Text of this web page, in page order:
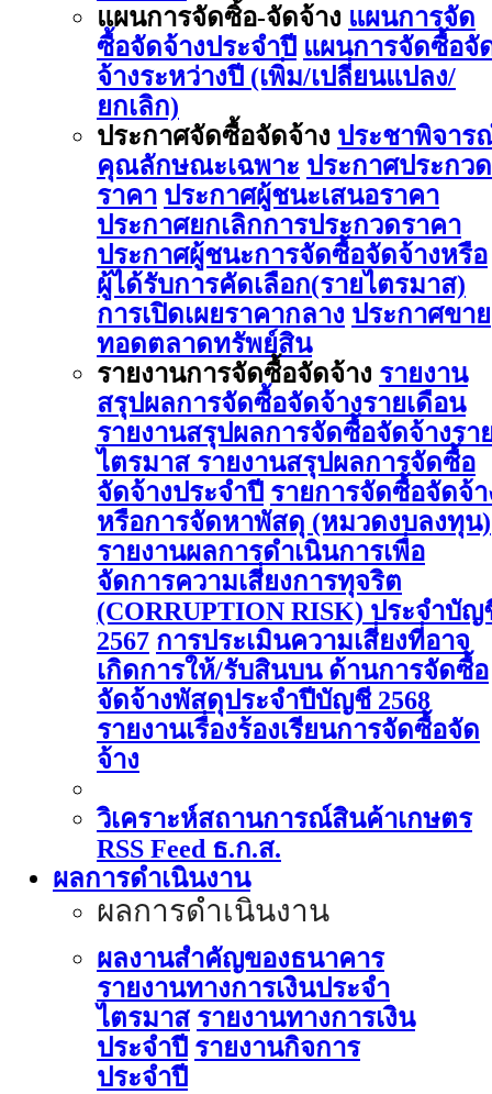
แผนการจัดซิ้อ-จัดจ้าง แผนการจัด
ซื้อจัดจ้างประจำปี แผนการจัดซื้อจั
จ้างระหว่างปี (เพิ่ม/เปลี่ยนแปลง/
ยกเลิก)
ประกาศจัดซื้อจัดจ้าง ประชาพิจาร
คุณลักษณะเฉพาะ ประกาศประกวด
ราคา ประกาศผู้ชนะเสนอราคา
ประกาศยกเลิกการประกวดราคา
ประกาศผู้ชนะการจัดซื้อจัดจ้างหรือ
ผู้ได้รับการคัดเลือก(รายไตรมาส)
การเปิดเผยราคากลาง ประกาศขาย
ทอดตลาดทรัพย์สิน
รายงานการจัดซื้อจัดจ้าง รายงาน
สรุปผลการจัดซื้อจัดจ้างรายเดือน
รายงานสรุปผลการจัดซื้อจัดจ้างรา
ไตรมาส รายงานสรุปผลการจัดซื้อ
จัดจ้างประจำปี รายการจัดซื้อจัดจ้า
หรือการจัดหาพัสดุ (หมวดงบลงทุน)
รายงานผลการดําเนินการเพื่อ
จัดการความเสี่ยงการทุจริต
(CORRUPTION RISK) ประจําบัญ
2567 การประเมินความเสี่ยงที่อาจ
เกิดการให้/รับสินบน ด้านการจัดซื้อ
จัดจ้างพัสดุประจําปีบัญชี 2568
รายงานเรื่องร้องเรียนการจัดซื้อจัด
จ้าง
วิเคราะห์สถานการณ์สินค้าเกษตร
RSS Feed ธ.ก.ส.
ผลการดำเนินงาน
ผลการดำเนินงาน
ผลงานสำคัญของธนาคาร
รายงานทางการเงินประจำ
ไตรมาส รายงานทางการเงิน
ประจำปี รายงานกิจการ
ประจำปี